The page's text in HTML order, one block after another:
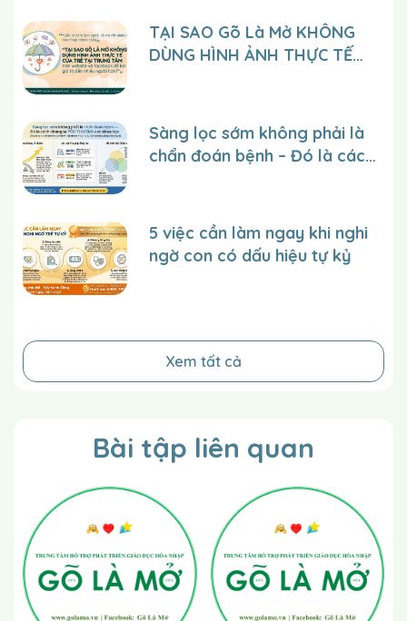
TẠI SAO Gõ Là Mở KHÔNG
DÙNG HÌNH ẢNH THỰC TẾ
tỏa giá trị đến nhiều người
hơn?
Sàng lọc sớm không phải là
chẩn đoán bệnh – Đó là cách
5 việc cần làm ngay khi nghi
ngờ con có dấu hiệu tự kỷ
Xem tất cả
Bài tập liên quan